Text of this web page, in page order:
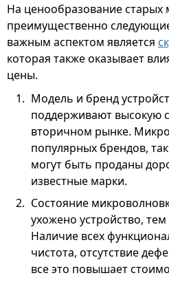
На ценообразование
преимущественно
важным аспектом является
которая также оказывает
цены.
Модель и бренд
поддерживают высокую
вторичном рынке.
популярных брендов,
могут быть проданы
известные марки.
Состояние
ухожено устройство,
Наличие всех
чистота, отсутствие
все это повышает